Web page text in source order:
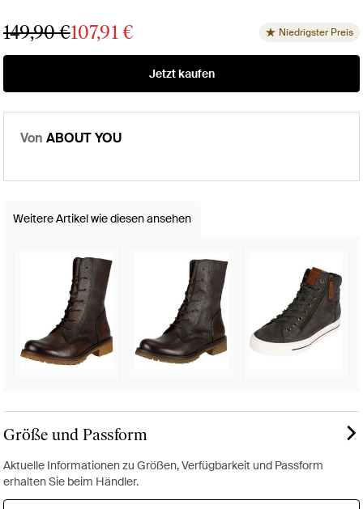
149,90 €107,91 € Niedrigster Preis
Jetzt kaufen
Von ABOUT YOU
Weitere Artikel wie diesen ansehen
Größe und Passform
Aktuelle Informationen zu Größen, Verfügbarkeit und Passform
erhalten Sie beim Händler.